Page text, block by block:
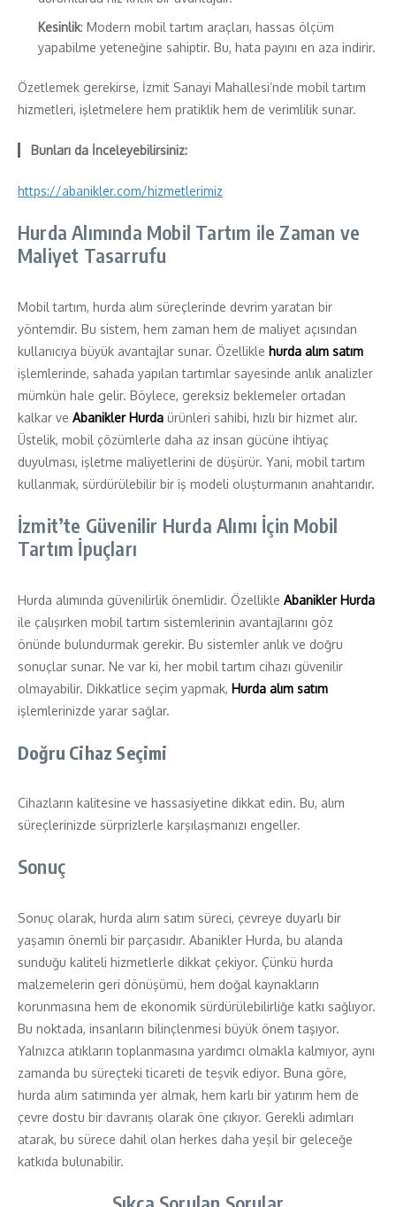
Kesinlik: Modern mobil tartım araçları, hassas ölçüm
yapabilme yeteneğine sahiptir. Bu, hata payını en aza indirir.
Özetlemek gerekirse, İzmit Sanayi Mahallesi’nde mobil tartım
hizmetleri, işletmelere hem pratiklik hem de verimlilik sunar.
Bunları da İnceleyebilirsiniz:
https://abanikler.com/hizmetlerimiz
Hurda Alımında Mobil Tartım ile Zaman ve
Maliyet Tasarrufu
Mobil tartım, hurda alım süreçlerinde devrim yaratan bir
yöntemdir. Bu sistem, hem zaman hem de maliyet açısından
kullanıcıya büyük avantajlar sunar. Özellikle hurda alım satım
işlemlerinde, sahada yapılan tartımlar sayesinde anlık analizler
mümkün hale gelir. Böylece, gereksiz beklemeler ortadan
kalkar ve Abanikler Hurda ürünleri sahibi, hızlı bir hizmet alır.
Üstelik, mobil çözümlerle daha az insan gücüne ihtiyaç
duyulması, işletme maliyetlerini de düşürür. Yani, mobil tartım
kullanmak, sürdürülebilir bir iş modeli oluşturmanın anahtarıdır.
İzmit’te Güvenilir Hurda Alımı İçin Mobil
Tartım İpuçları
Hurda alımında güvenilirlik önemlidir. Özellikle Abanikler Hurda
ile çalışırken mobil tartım sistemlerinin avantajlarını göz
önünde bulundurmak gerekir. Bu sistemler anlık ve doğru
sonuçlar sunar. Ne var ki, her mobil tartım cihazı güvenilir
olmayabilir. Dikkatlice seçim yapmak, Hurda alım satım
işlemlerinizde yarar sağlar.
Doğru Cihaz Seçimi
Cihazların kalitesine ve hassasiyetine dikkat edin. Bu, alım
süreçlerinizde sürprizlerle karşılaşmanızı engeller.
Sonuç
Sonuç olarak, hurda alım satım süreci, çevreye duyarlı bir
yaşamın önemli bir parçasıdır. Abanikler Hurda, bu alanda
sunduğu kaliteli hizmetlerle dikkat çekiyor. Çünkü hurda
malzemelerin geri dönüşümü, hem doğal kaynakların
korunmasına hem de ekonomik sürdürülebilirliğe katkı sağlıyor.
Bu noktada, insanların bilinçlenmesi büyük önem taşıyor.
Yalnızca atıkların toplanmasına yardımcı olmakla kalmıyor, aynı
zamanda bu süreçteki ticareti de teşvik ediyor. Buna göre,
hurda alım satımında yer almak, hem karlı bir yatırım hem de
çevre dostu bir davranış olarak öne çıkıyor. Gerekli adımları
atarak, bu sürece dahil olan herkes daha yeşil bir geleceğe
katkıda bulunabilir.